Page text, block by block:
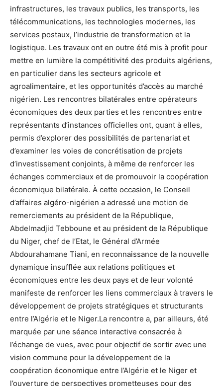
infrastructures, les travaux publics, les transports, les
télécommunications, les technologies modernes, les
services postaux, l’industrie de transformation et la
logistique. Les travaux ont en outre été mis à profit pour
mettre en lumière la compétitivité des produits algériens,
en particulier dans les secteurs agricole et
agroalimentaire, et les opportunités d’accès au marché
nigérien. Les rencontres bilatérales entre opérateurs
économiques des deux parties et les rencontres entre
représentants d’instances officielles ont, quant à elles,
permis d’explorer des possibilités de partenariat et
d’examiner les voies de concrétisation de projets
d’investissement conjoints, à même de renforcer les
échanges commerciaux et de promouvoir la coopération
économique bilatérale. À cette occasion, le Conseil
d’affaires algéro-nigérien a adressé une motion de
remerciements au président de la République,
Abdelmadjid Tebboune et au président de la République
du Niger, chef de l’Etat, le Général d’Armée
Abdourahamane Tiani, en reconnaissance de la nouvelle
dynamique insufflée aux relations politiques et
économiques entre les deux pays et de leur volonté
manifeste de renforcer les liens commerciaux à travers le
développement de projets stratégiques et structurants
entre l’Algérie et le Niger.La rencontre a, par ailleurs, été
marquée par une séance interactive consacrée à
l’échange de vues, avec pour objectif de sortir avec une
vision commune pour la développement de la
coopération économique entre l’Algérie et le Niger et
l’ouverture de perspectives prometteuses pour des